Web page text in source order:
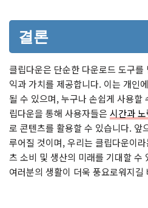
결론
클립다운은 단순한 다운로드 도구
익과 가치를 제공합니다. 이는 개인
될 수 있으며, 누구나 손쉽게 사용할
립다운을 통해 사용자들은 시간과
로 콘텐츠를 활용할 수 있습니다. 앞
루어질 것이며, 우리는 클립다운이
츠 소비 및 생산의 미래를 기대할 수
여러분의 생활이 더욱 풍요로워지길